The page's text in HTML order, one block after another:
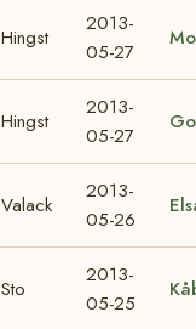
Hingst
2013-
05-27
Hingst
2013-
05-27
Valack
2013-
05-26
Sto
2013-
05-25